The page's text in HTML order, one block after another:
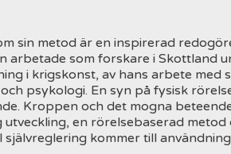
sin metod är en inspirerad
arbetade som forskare i Skottland
i krigskonst, av hans arbete med
psykologi. En syn på fysisk
Kroppen och det mogna
en rörelsebaserad
kommer till